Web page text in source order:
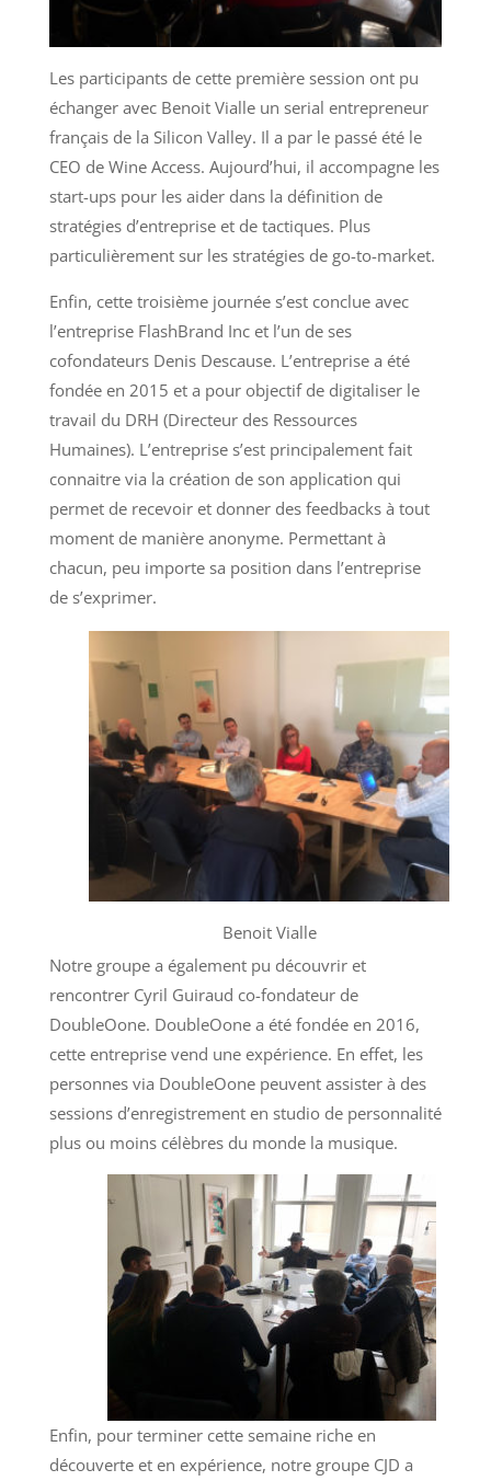
Les participants de cette première session ont pu
échanger avec Benoit Vialle un serial entrepreneur
français de la Silicon Valley. Il a par le passé été le
CEO de Wine Access. Aujourd’hui, il accompagne les
start-ups pour les aider dans la définition de
stratégies d’entreprise et de tactiques. Plus
particulièrement sur les stratégies de go-to-market.
Enfin, cette troisième journée s’est conclue avec
l’entreprise FlashBrand Inc et l’un de ses
cofondateurs Denis Descause. L’entreprise a été
fondée en 2015 et a pour objectif de digitaliser le
travail du DRH (Directeur des Ressources
Humaines). L’entreprise s’est principalement fait
connaitre via la création de son application qui
permet de recevoir et donner des feedbacks à tout
moment de manière anonyme. Permettant à
chacun, peu importe sa position dans l’entreprise
de s’exprimer.
Benoit Vialle
Notre groupe a également pu découvrir et
rencontrer Cyril Guiraud co-fondateur de
DoubleOone. DoubleOone a été fondée en 2016,
cette entreprise vend une expérience. En effet, les
personnes via DoubleOone peuvent assister à des
sessions d’enregistrement en studio de personnalité
plus ou moins célèbres du monde la musique.
Enfin, pour terminer cette semaine riche en
découverte et en expérience, notre groupe CJD a